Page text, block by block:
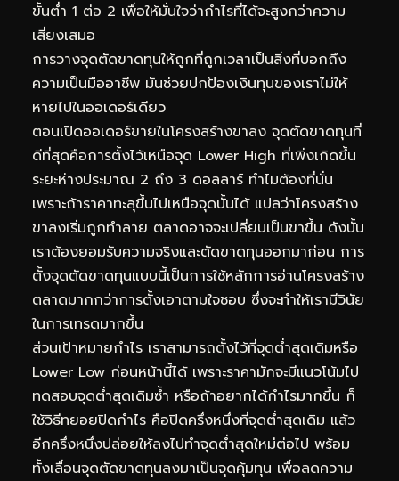
ขั้นต่ำ 1 ต่อ 2 เพื่อให้มั่นใจว่ากำไรที่ได้จะสูงกว่าความ
เสี่ยงเสมอ
การวางจุดตัดขาดทุนให้ถูกที่ถูกเวลาเป็นสิ่งที่บอกถึง
ความเป็นมืออาชีพ มันช่วยปกป้องเงินทุนของเราไม่ให้
หายไปในออเดอร์เดียว
ตอนเปิดออเดอร์ขายในโครงสร้างขาลง จุดตัดขาดทุนที่
ดีที่สุดคือการตั้งไว้เหนือจุด Lower High ที่เพิ่งเกิดขึ้น
ระยะห่างประมาณ 2 ถึง 3 ดอลลาร์ ทำไมต้องที่นั่น
เพราะถ้าราคาทะลุขึ้นไปเหนือจุดนั้นได้ แปลว่าโครงสร้าง
ขาลงเริ่มถูกทำลาย ตลาดอาจจะเปลี่ยนเป็นขาขึ้น ดังนั้น
เราต้องยอมรับความจริงและตัดขาดทุนออกมาก่อน การ
ตั้งจุดตัดขาดทุนแบบนี้เป็นการใช้หลักการอ่านโครงสร้าง
ตลาดมากกว่าการตั้งเอาตามใจชอบ ซึ่งจะทำให้เรามีวินัย
ในการเทรดมากขึ้น
ส่วนเป้าหมายกำไร เราสามารถตั้งไว้ที่จุดต่ำสุดเดิมหรือ
Lower Low ก่อนหน้านี้ได้ เพราะราคามักจะมีแนวโน้มไป
ทดสอบจุดต่ำสุดเดิมซ้ำ หรือถ้าอยากได้กำไรมากขึ้น ก็
ใช้วิธีทยอยปิดกำไร คือปิดครึ่งหนึ่งที่จุดต่ำสุดเดิม แล้ว
อีกครึ่งหนึ่งปล่อยให้ลงไปทำจุดต่ำสุดใหม่ต่อไป พร้อม
ทั้งเลื่อนจุดตัดขาดทุนลงมาเป็นจุดคุ้มทุน เพื่อลดความ